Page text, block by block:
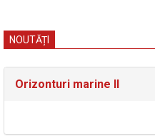
NOUTĂȚI
Orizonturi marine II